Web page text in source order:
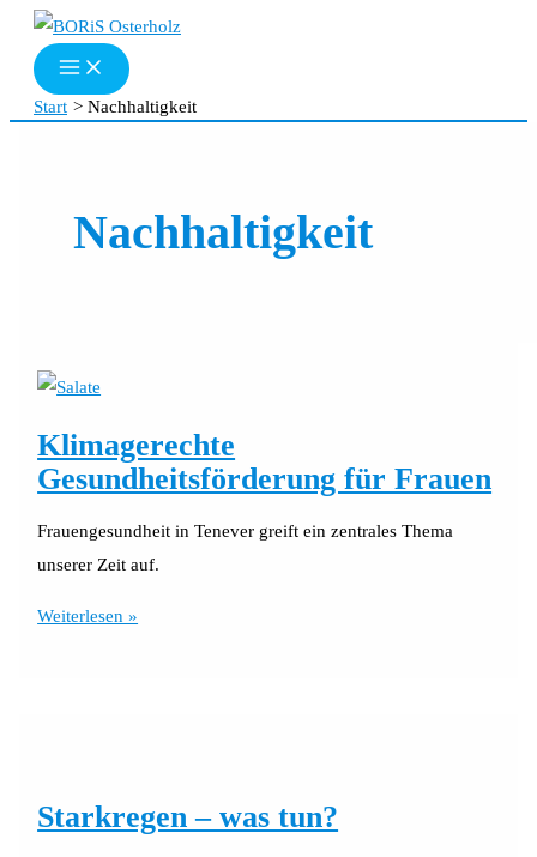
Zum
Inhalt
springen
Start Nachhaltigkeit
Nachhaltigkeit
Klimagerechte
Gesundheitsförderung für Frauen
Frauengesundheit in Tenever greift ein zentrales Thema
unserer Zeit auf.
Klimagerechte
Weiterlesen »
Starkregen – was tun?